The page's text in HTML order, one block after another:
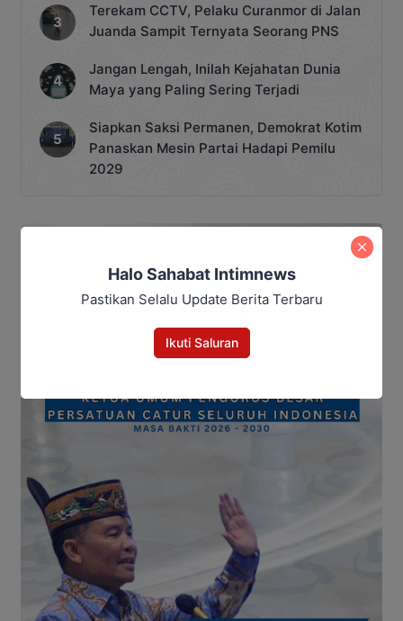
Terekam CCTV, Pelaku Curanmor di Jalan
Juanda Sampit Ternyata Seorang PNS
Jangan Lengah, Inilah Kejahatan Dunia
Maya yang Paling Sering Terjadi
Siapkan Saksi Permanen, Demokrat Kotim
Panaskan Mesin Partai Hadapi Pemilu
2029
Halo Sahabat Intimnews
Pastikan Selalu Update Berita Terbaru
Ikuti Saluran